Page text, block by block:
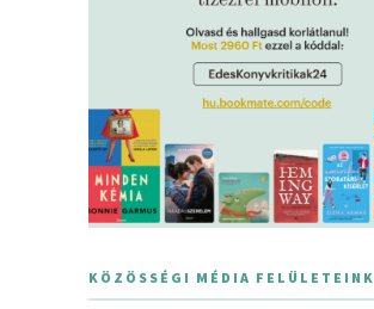
KÖZÖSSÉGI MÉDIA FELÜLETEINK